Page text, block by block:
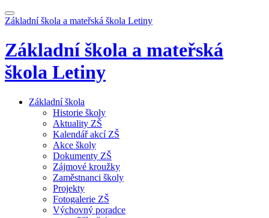
Základní škola a mateřská škola Letiny
Základní škola a mateřská
škola Letiny
Základní škola
Historie školy
Aktuality ZŠ
Kalendář akcí ZŠ
Akce školy
Dokumenty ZŠ
Zájmové kroužky
Zaměstnanci školy
Projekty
Fotogalerie ZŠ
Výchovný poradce